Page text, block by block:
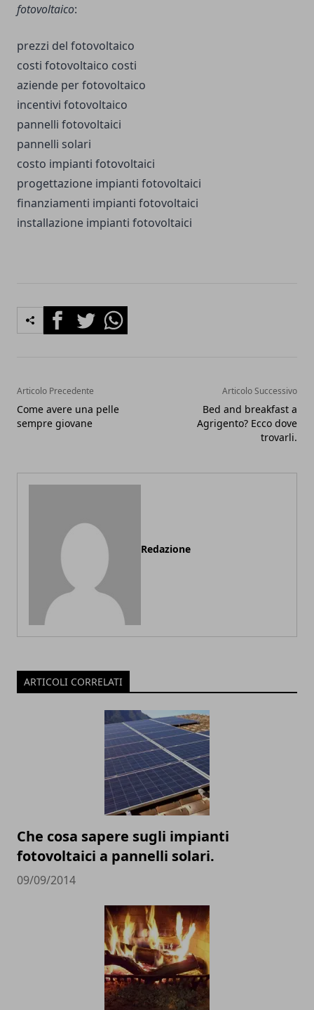
fotovoltaico:
prezzi del fotovoltaico
costi fotovoltaico costi
aziende per fotovoltaico
incentivi fotovoltaico
pannelli fotovoltaici
pannelli solari
costo impianti fotovoltaici
progettazione impianti fotovoltaici
finanziamenti impianti fotovoltaici
installazione impianti fotovoltaici
FacebookTwitterWhatsapp
Articolo Precedente
Come avere una pelle
sempre giovane
Articolo Successivo
Bed and breakfast a
Agrigento? Ecco dove
trovarli.
Redazione
ARTICOLI CORRELATI
Che cosa sapere sugli impianti
fotovoltaici a pannelli solari.
09/09/2014